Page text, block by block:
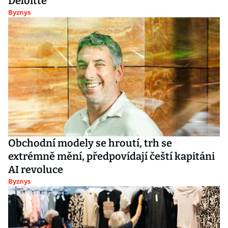
Byznys
Obchodní modely se hroutí, trh se
extrémně mění, předpovídají čeští kapitáni
AI revoluce
Byznys